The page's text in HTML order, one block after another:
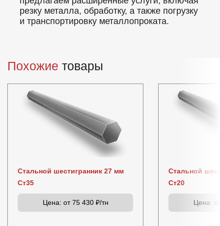
резку металла, обработку, а также погрузку
и транспортировку металлопроката.
Похожие товары
Стальной шестигранник 27 мм
Ст35
Цена: от 75 430 ₽/тн
Стальной
Ст20
Цена: